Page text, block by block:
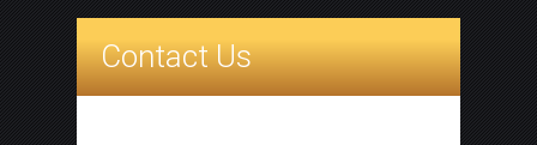
Contact Us